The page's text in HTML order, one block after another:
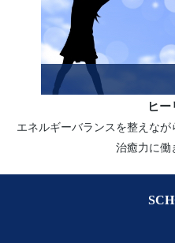
ヒ
エネルギーバランスを整えな
治癒力に働